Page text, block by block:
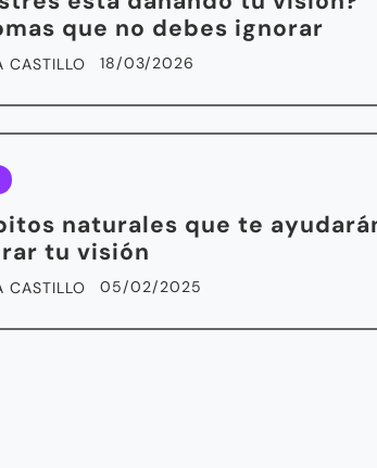
que no debes ignorar
CASTILLO 18/03/2026
naturales que te
tu visión
CASTILLO 05/02/2025